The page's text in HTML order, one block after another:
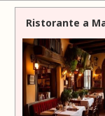
Ristorante a